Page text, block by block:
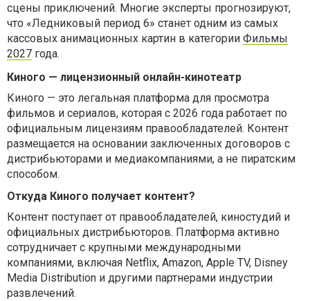
сцены приключений. Многие эксперты прогнозируют,
что «Ледниковый период 6» станет одним из самых
кассовых анимационных картин в категории Фильмы
2027 года.
Киного — лицензионный онлайн-кинотеатр
Киного — это легальная платформа для просмотра
фильмов и сериалов, которая с 2026 года работает по
официальным лицензиям правообладателей. Контент
размещается на основании заключенных договоров с
дистрибьюторами и медиакомпаниями, а не пиратским
способом.
Откуда Киного получает контент?
Контент поступает от правообладателей, киностудий и
официальных дистрибьюторов. Платформа активно
сотрудничает с крупными международными
компаниями, включая Netflix, Amazon, Apple TV, Disney
Media Distribution и другими партнерами индустрии
развлечений.